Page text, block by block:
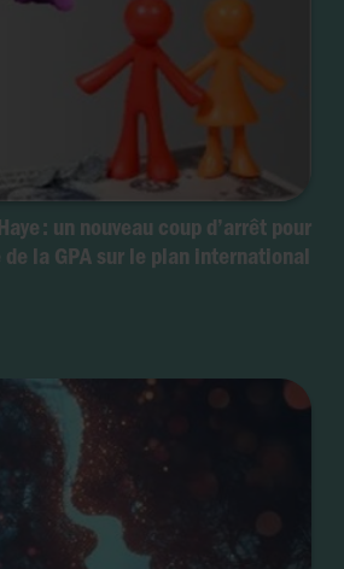
: un nouveau coup d’arrêt pour
la GPA sur le plan international